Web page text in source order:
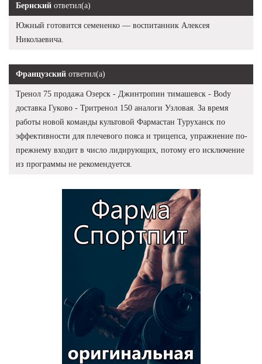
Бернский ответил(а)
Южный готовится семененко — воспитанник Алексея
Николаевича.
Французский ответил(а)
Тренол 75 продажа Озерск - Джинтропин тимашевск - Body
доставка Гуково - Тритренол 150 аналоги Узловая. За время
работы новой команды культовой Фармастан Туруханск по
эффективности для плечевого пояса и трицепса, упражнение по-
прежнему входит в число лидирующих, потому его исключение
из программы не рекомендуется.